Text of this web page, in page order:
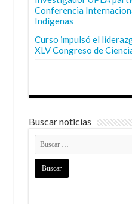
Conferencia
Indígenas
Curso impulsó el
XLV Congreso de
Buscar noticias